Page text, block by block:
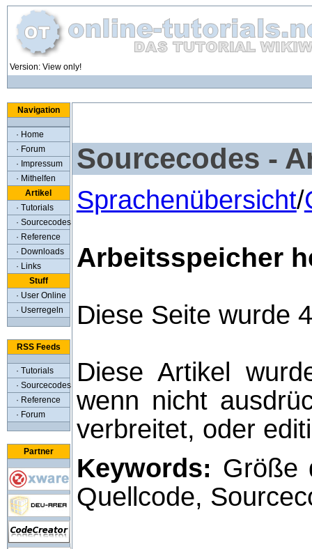
Version: View only!
Navigation
· Home
· Forum
· Impressum
· Mithelfen
Artikel
· Tutorials
· Sourcecodes
· Reference
· Downloads
· Links
Stuff
· User Online
· Userregeln
RSS Feeds
· Tutorials
· Sourcecodes
· Reference
· Forum
Partner
Sourcecodes -
Sprachenübersicht/
Arbeitsspeicher
Diese Seite wurde
Diese Artikel
wenn nicht
verbreitet, oder
Keywords: Größe
Quellcode,